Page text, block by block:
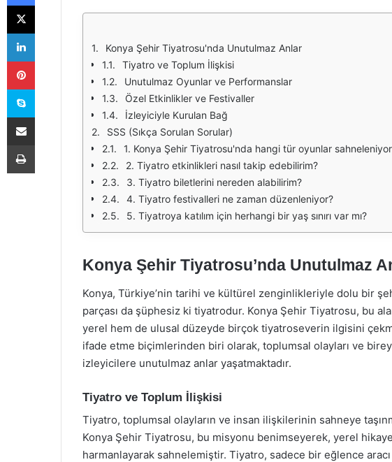
Konya Şehir Tiyatrosu'nda Unutulmaz Anlar
Tiyatro ve Toplum İlişkisi
Unutulmaz Oyunlar ve Performanslar
Özel Etkinlikler ve Festivaller
İzleyiciyle Kurulan Bağ
SSS (Sıkça Sorulan Sorular)
1. Konya Şehir Tiyatrosu'nda hangi tür oyunlar
2. Tiyatro etkinlikleri nasıl takip edebilirim?
3. Tiyatro biletlerini nereden alabilirim?
4. Tiyatro festivalleri ne zaman düzenleniyor?
5. Tiyatroya katılım için herhangi bir yaş sınırı var mı?
Konya Şehir Tiyatrosu’nda Unutulmaz
Konya, Türkiye’nin tarihi ve kültürel zenginlikleriyle dolu bir
parçası da şüphesiz ki tiyatrodur. Konya Şehir Tiyatrosu, bu
yerel hem de ulusal düzeyde birçok tiyatroseverin ilgisini
ifade etme biçimlerinden biri olarak, toplumsal olayları ve
izleyicilere unutulmaz anlar yaşatmaktadır.
Tiyatro ve Toplum İlişkisi
Tiyatro, toplumsal olayların ve insan ilişkilerinin sahneye
Konya Şehir Tiyatrosu, bu misyonu benimseyerek, yerel
harmanlayarak sahnelemiştir. Tiyatro, sadece bir eğlence
X
LinkedIn
Pinterest
Skype
E-Posta ile paylaş